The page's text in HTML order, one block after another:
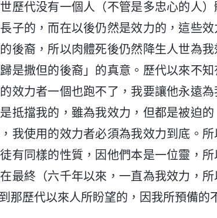
歷代没有一個人（不管是多忠心的人
子的，而在以後仍然是效力的，這些
後裔，所以肉體死後仍然降生人世為
是撒但的後裔」的真意。歷代以來不
效力者一個也跑不了，我要讓他永遠為
抵擋我的，雖為我效力，但都是被迫
我使用的效力者必須為我效力到底。
有同樣的性質，因他們本是一位靈，
最終（六千年以來，一直為我效力，
那歷代以來人所盼望的，因我所預備的